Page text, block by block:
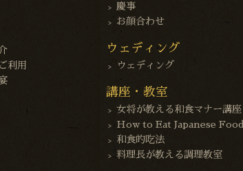
利用
慶事
お顔合わせ
ウェディング
ウェディング
講座・教室
女将が教える和食マナー講座
How to Eat Japanese Food
和食的吃法
料理長が教える調理教室